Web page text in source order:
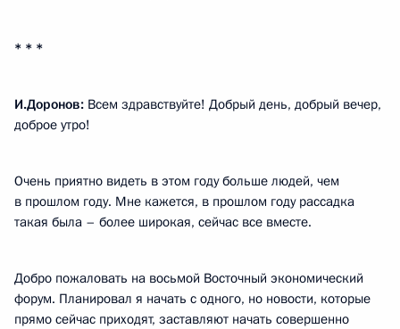
* * *
И.Доронов: Всем здравствуйте! Добрый день, добрый вечер,
доброе утро!
Очень приятно видеть в этом году больше людей, чем
в прошлом году. Мне кажется, в прошлом году рассадка
такая была – более широкая, сейчас все вместе.
Добро пожаловать на восьмой Восточный экономический
форум. Планировал я начать с одного, но новости, которые
прямо сейчас приходят, заставляют начать совершенно